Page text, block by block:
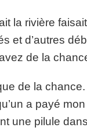
la rivière
et d’autres
de la
de la
a payé
une pilule